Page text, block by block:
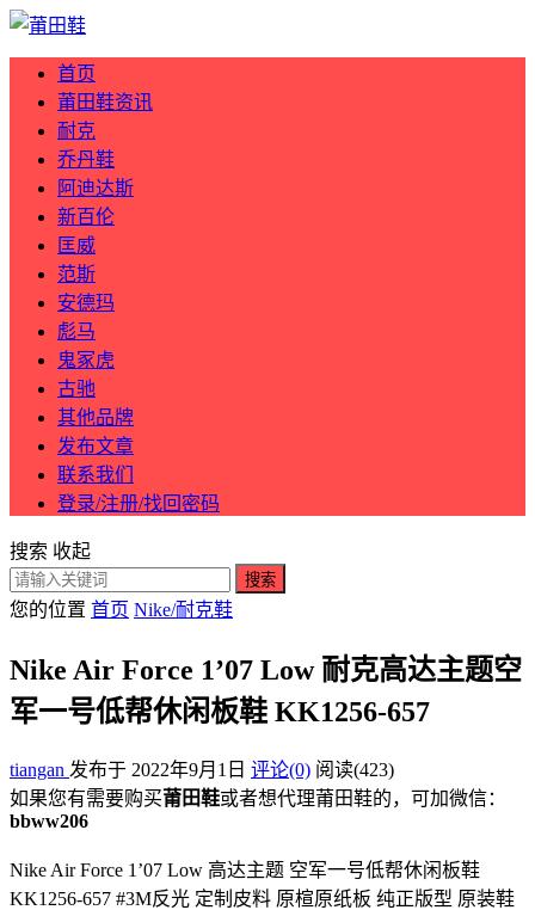
首页
莆田鞋资讯
耐克
乔丹鞋
阿迪达斯
新百伦
匡威
范斯
安德玛
彪马
鬼冢虎
古驰
其他品牌
发布文章
联系我们
登录/注册/找回密码
搜索 收起
搜索
您的位置 首页 Nike/耐克鞋
Nike Air Force 1’07 Low 耐克高达主题空
军一号低帮休闲板鞋 KK1256-657
tiangan 发布于 2022年9月1日 评论(0) 阅读(423)
如果您有需要购买莆田鞋或者想代理莆田鞋的，可加微信：
bbww206
Nike Air Force 1’07 Low 高达主题 空军一号低帮休闲板鞋
KK1256-657 #3M反光 定制皮料 原楦原纸板 纯正版型 原装鞋